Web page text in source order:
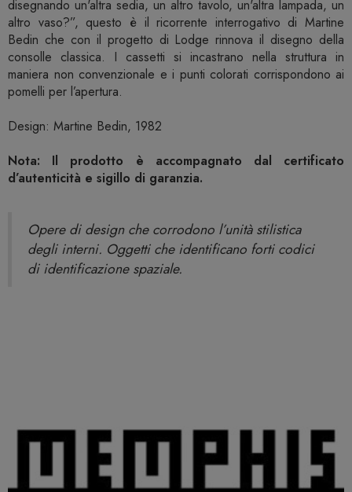
disegnando un'altra sedia, un altro tavolo, un'altra lampada, un
altro vaso?”, questo è il ricorrente interrogativo di Martine
Bedin che con il progetto di Lodge rinnova il disegno della
consolle classica. I cassetti si incastrano nella struttura in
maniera non convenzionale e i punti colorati corrispondono ai
pomelli per l’apertura.
Design: Martine Bedin, 1982
Nota: Il prodotto è accompagnato dal certificato
d’autenticità e sigillo di garanzia.
Opere di design che corrodono l’unità stilistica
degli interni. Oggetti che identificano forti codici
di identificazione spaziale.